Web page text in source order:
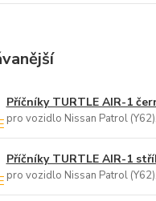
Příčníky TURTLE AIR-1
pro vozidlo Nissan Patrol
Příčníky TURTLE AIR-1
pro vozidlo Nissan Patrol